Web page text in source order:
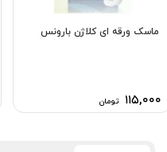
ماسک ورقه ای کلاژن بارونس
۱۱۵,۰۰۰ تومان